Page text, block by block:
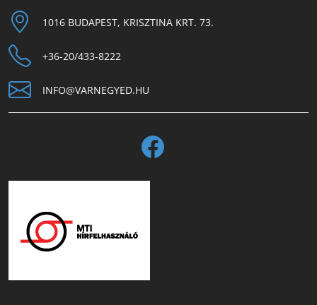
1016 BUDAPEST, KRISZTINA KRT. 73.
+36-20/433-8222
INFO@VARNEGYED.HU